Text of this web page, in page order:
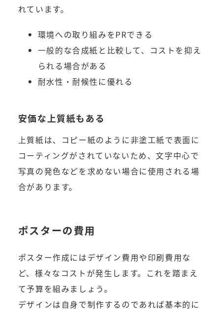
れています。
環境への取り組みをPRできる
一般的な合成紙と比較して、コストを抑え
られる場合がある
耐水性・耐候性に優れる
安価な上質紙もある
上質紙は、コピー紙のように非塗工紙で表面に
コーティングがされていないため、文字中心で
写真の発色などを求めない場合に使用される場
合があります。
ポスターの費用
ポスター作成にはデザイン費用や印刷費用な
ど、様々なコストが発生します。これを踏まえ
て予算を組みましょう。
デザインは自身で制作するのであれば基本的に